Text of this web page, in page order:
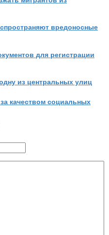
вредоносные
для регистрации
из центральных улиц
качеством социальных